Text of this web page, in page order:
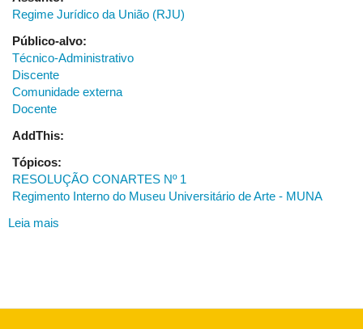
Regime Jurídico da União (RJU)
Público-alvo:
Técnico-Administrativo
Discente
Comunidade externa
Docente
AddThis:
Tópicos:
RESOLUÇÃO CONARTES Nº 1
Regimento Interno do Museu Universitário de Arte - MUNA
Leia mais
-